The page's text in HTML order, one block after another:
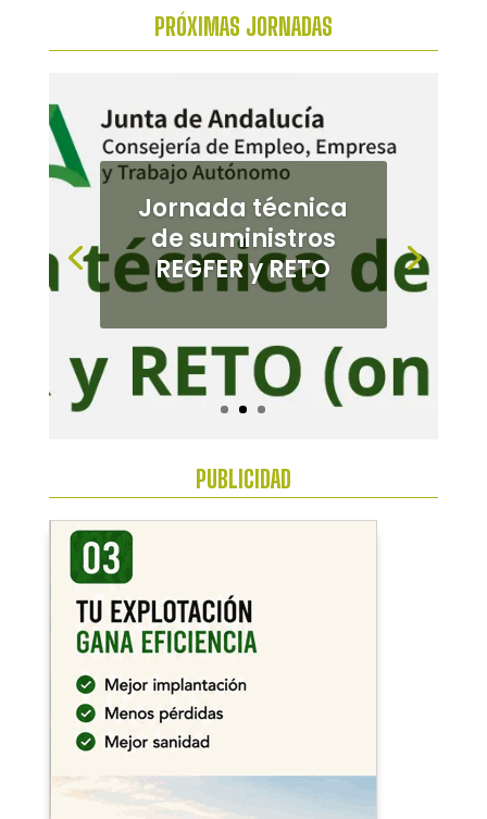
PRÓXIMAS JORNADAS
Jornada de
cultivos
alternativos en el
Bajo
PUBLICIDAD